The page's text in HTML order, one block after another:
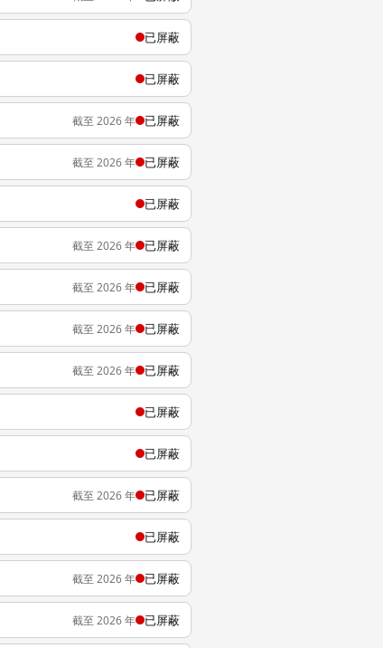
已屏蔽
已屏蔽
截至 2026 年 已屏蔽
截至 2026 年 已屏蔽
已屏蔽
截至 2026 年 已屏蔽
截至 2026 年 已屏蔽
截至 2026 年 已屏蔽
截至 2026 年 已屏蔽
已屏蔽
已屏蔽
截至 2026 年 已屏蔽
已屏蔽
截至 2026 年 已屏蔽
截至 2026 年 已屏蔽